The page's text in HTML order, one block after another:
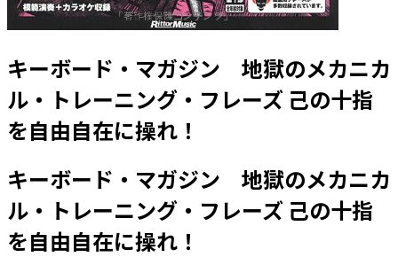
キーボード・マガジン 地獄のメカニカ
ル・トレーニング・フレーズ 己の十指
を自由自在に操れ！
キーボード・マガジン 地獄のメカニカ
ル・トレーニング・フレーズ 己の十指
を自由自在に操れ！